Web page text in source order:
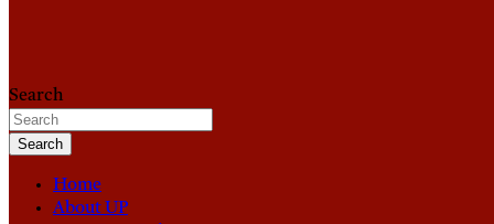
Search
Search
Home
About UP